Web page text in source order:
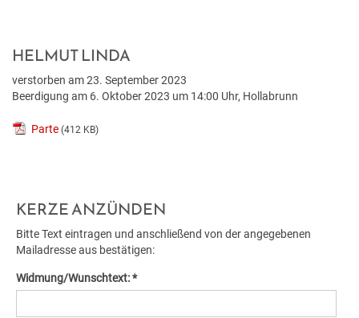
WETTER & WEBCAM
GEBURTEN
HOCHZEITEN
EUROPA
POLITIK
GEMEINDEPROFIL
STANDESAMT
BESTATTUNG
STADTWERKE
DOWNLOADS & FORMULARE
AMTSTAFEL
FAQ
VERANSTALTUNGSZENTREN
REGIONALE GASTRONOMIE
FREIZEIT & TOURISMUS
KINDERGÄRTEN & KLEINKINDBETREUUNG
SCHULEN & HOCHSCHULEN
ERWACHSENENBILDUNG
STADTARCHIV
LERNHILFE & JUGENDARBEIT
BILDUNGSMESSE
BAUEN & WOHNEN
WOHNPROJEKTE
VERFÜGBARE GRUNDSTÜCKE
FAQ BAUEN & WOHNEN
FORMULARE & DOWNLOADS
FÖRDERUNGEN BAUEN & WOHNEN
GESUNDHEIT & SOZIALES
MEDIZINISCHE VERSORGUNG
VEREINE
SOZIALRATGEBER
FÖRDERUNGEN & FAIRNESSCARD
UMWELT & VERKEHR
MOBILITÄT & PARKEN
BAUMKATASTER
ENERGIE
HELMUT LINDA
verstorben am 23. September 2023
Beerdigung am 6. Oktober 2023 um 14:00 Uhr, Hollabrunn
Parte (412 KB)
KERZE ANZÜNDEN
Bitte Text eintragen und anschließend von der angegebenen
Mailadresse aus bestätigen:
Widmung/Wunschtext: *